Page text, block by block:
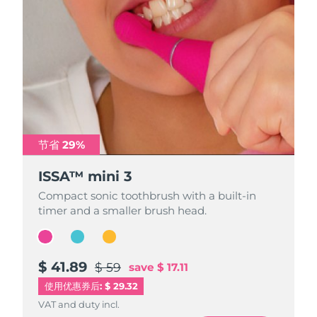
节省 29%
ISSA™ mini 3
Compact sonic toothbrush with a built-in
timer and a smaller brush head.
$ 41.89 $ 59 save $ 17.11
使用优惠券后: $ 29.32
VAT and duty incl.
节省 29%
ISSA™ mini 3
Compact sonic toothbrush with a built-in
timer and a smaller brush head.
$ 41.89 $ 59 save $ 17.11
VAT and duty incl.
节省 29%
ISSA™ mini 3
Compact sonic toothbrush with a built-in
timer and a smaller brush head.
$ 41.89 $ 59 save $ 17.11
VAT and duty incl.